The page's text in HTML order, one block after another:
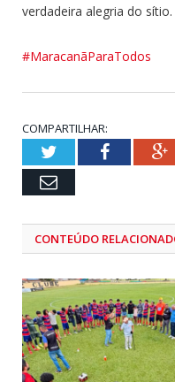
verdadeira alegria do sítio.
#MaracanãParaTodos
COMPARTILHAR:
TwitterFacebook
Email
CONTEÚDO